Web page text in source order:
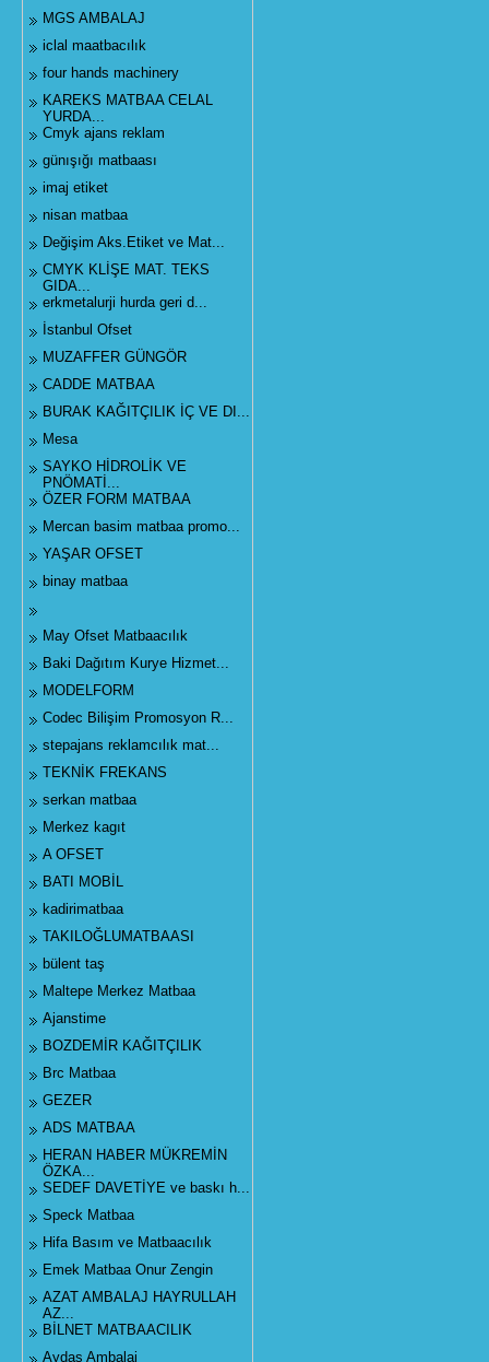
MGS AMBALAJ
iclal maatbacılık
four hands machinery
KAREKS MATBAA CELAL
YURDA...
Cmyk ajans reklam
günışığı matbaası
imaj etiket
nisan matbaa
Değişim Aks.Etiket ve Mat...
CMYK KLİŞE MAT. TEKS
GIDA...
erkmetalurji hurda geri d...
İstanbul Ofset
MUZAFFER GÜNGÖR
CADDE MATBAA
BURAK KAĞITÇILIK İÇ VE DI...
Mesa
SAYKO HİDROLİK VE
PNÖMATİ...
ÖZER FORM MATBAA
Mercan basim matbaa promo...
YAŞAR OFSET
binay matbaa
May Ofset Matbaacılık
Baki Dağıtım Kurye Hizmet...
MODELFORM
Codec Bilişim Promosyon R...
stepajans reklamcılık mat...
TEKNİK FREKANS
serkan matbaa
Merkez kagıt
A OFSET
BATI MOBİL
kadirimatbaa
TAKILOĞLUMATBAASI
bülent taş
Maltepe Merkez Matbaa
Ajanstime
BOZDEMİR KAĞITÇILIK
Brc Matbaa
GEZER
ADS MATBAA
HERAN HABER MÜKREMİN
ÖZKA...
SEDEF DAVETİYE ve baskı h...
Speck Matbaa
Hifa Basım ve Matbaacılık
Emek Matbaa Onur Zengin
AZAT AMBALAJ HAYRULLAH
AZ...
BİLNET MATBAACILIK
Aydaş Ambalaj